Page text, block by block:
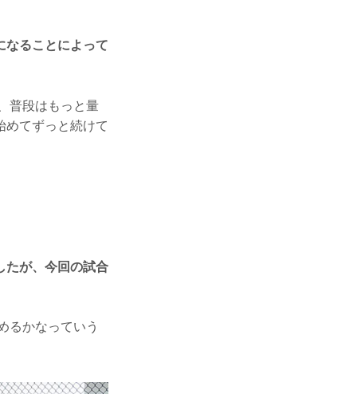
なることによって
普段はもっと量
めてずっと続けて
たが、今回の試合
るかなっていう